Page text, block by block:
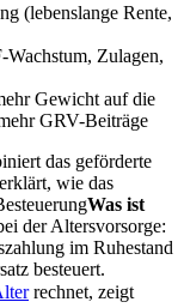
(lebenslange Rente,
Zulagen,
Gewicht auf die
GRV-Beiträge
das geförderte
erklärt, wie das
Was ist
der Altersvorsorge:
im Ruhestand
besteuert.
rechnet, zeigt